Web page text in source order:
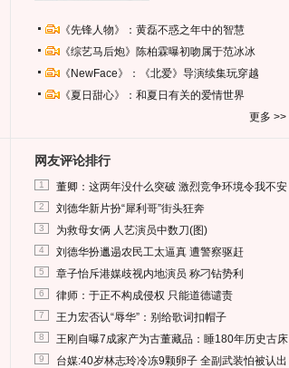
《先锋人物》：黄磊不惑之年中的智慧
《综艺马后炮》陈柏霖曝初吻属于范冰冰
《NewFace》：《北爱》导演续集玩穿越
《夏日甜心》：和夏日有关的爱情世界
更多 >>
网友评论排行
1 董卿：这两年没什么突破 激烈竞争环境令我不安
2 刘德华新片扮“犀利哥”街头狂奔
3 为救母女俩 人艺演员中数刀(图)
4 刘德华扮邋遢农民工太逼真 遭警察驱赶
5 章子怡斥港媒歧视内地演员 称刁钻势利
6 律师：于正不构成侵权 只能道德谴责
7 王力宏否认“辱华”：别给歌词扣帽子
8 王刚自曝7成家产为古董藏品：睡180年历史古床
9 台媒:40岁林志玲冷冻9颗卵子 全副武装怕被认出